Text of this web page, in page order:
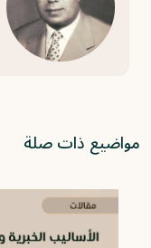
مواضيع ذات صلة